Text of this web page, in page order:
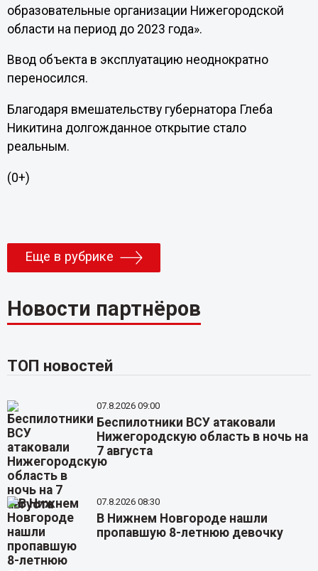
образовательные организации Нижегородской
области на период до 2023 года».
Ввод объекта в эксплуатацию неоднократно
переносился.
Благодаря вмешательству губернатора Глеба
Никитина долгожданное открытие стало
реальным.
(0+)
Еще в рубрике
Новости партнёров
ТОП новостей
07.8.2026 09:00
Беспилотники ВСУ атаковали
Нижегородскую область в ночь на
7 августа
07.8.2026 08:30
В Нижнем Новгороде нашли
пропавшую 8-летнюю девочку